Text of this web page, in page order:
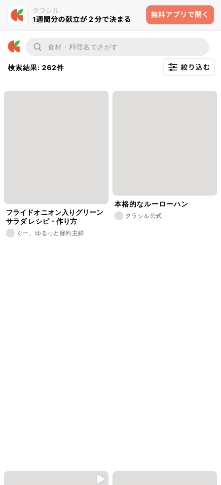
検索結果: 262件
フライドオニオン入りグリーン
サラダ レシピ・作り方
ぐー。ゆるっと節約主婦
本格的なルーローハン
クラシル公式